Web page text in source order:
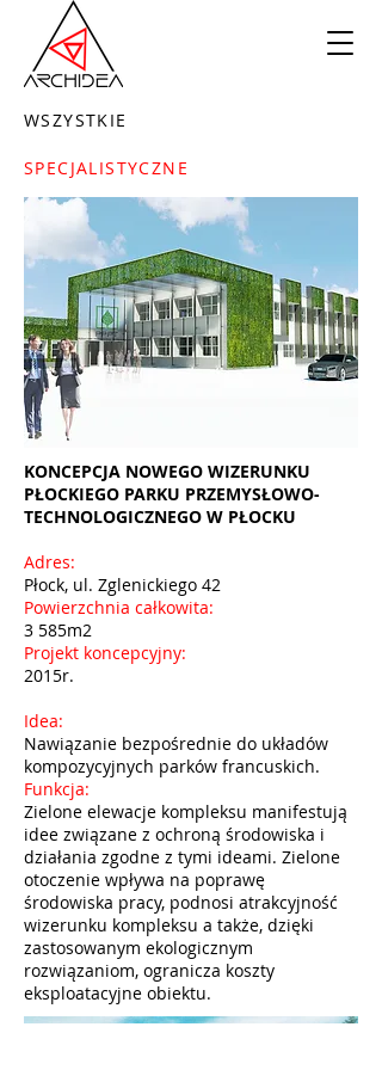
WSZYSTKIE
SPECJALISTYCZNE
KONCEPCJA NOWEGO WIZERUNKU
PŁOCKIEGO PARKU PRZEMYSŁOWO-
TECHNOLOGICZNEGO W PŁOCKU
Adres:
Płock, ul. Zglenickiego 42
Powierzchnia całkowita:
3 585m2
Projekt koncepcyjny:
2015r.
Idea:
Nawiązanie bezpośrednie do układów
kompozycyjnych parków francuskich.
Funkcja:
Zielone elewacje kompleksu manifestują
idee związane z ochroną środowiska i
działania zgodne z tymi ideami. Zielone
otoczenie wpływa na poprawę
środowiska pracy, podnosi atrakcyjność
wizerunku kompleksu a także, dzięki
zastosowanym ekologicznym
rozwiązaniom, ogranicza koszty
eksploatacyjne obiektu.